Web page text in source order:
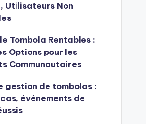
Utilisateurs Non
Tombola Rentables :
Options pour les
Communautaires
gestion de tombolas :
événements de